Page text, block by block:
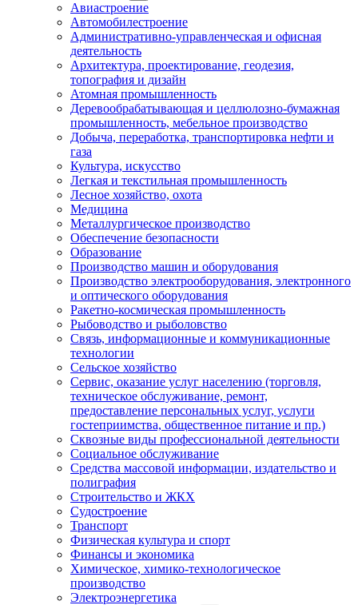
Авиастроение
Автомобилестроение
Административно-управленческая и офисная
деятельность
Архитектура, проектирование, геодезия,
топография и дизайн
Атомная промышленность
Деревообрабатывающая и целлюлозно-бумажная
промышленность, мебельное производство
Добыча, переработка, транспортировка нефти и
газа
Культура, искусство
Легкая и текстильная промышленность
Лесное хозяйство, охота
Медицина
Металлургическое производство
Обеспечение безопасности
Образование
Производство машин и оборудования
Производство электрооборудования, электронного
и оптического оборудования
Ракетно-космическая промышленность
Рыбоводство и рыболовство
Связь, информационные и коммуникационные
технологии
Сельское хозяйство
Сервис, оказание услуг населению (торговля,
техническое обслуживание, ремонт,
предоставление персональных услуг, услуги
гостеприимства, общественное питание и пр.)
Сквозные виды профессиональной деятельности
Социальное обслуживание
Средства массовой информации, издательство и
полиграфия
Строительство и ЖКХ
Судостроение
Транспорт
Физическая культура и спорт
Финансы и экономика
Химическое, химико-технологическое
производство
Электроэнергетика